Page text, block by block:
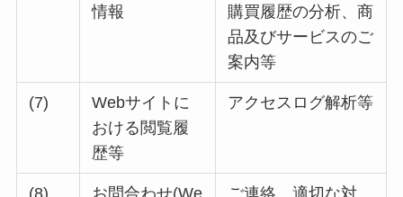
情報
購買履歴の分析、商
品及びサービスのご
案内等
(7)
Webサイトに
おける閲覧履
歴等
アクセスログ解析等
(8)
お問合わせ(We
ご連絡、適切な対